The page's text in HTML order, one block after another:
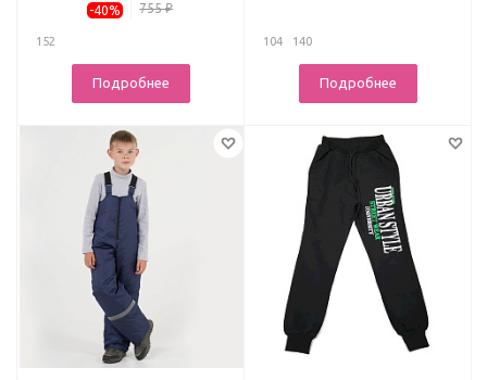
-40% 755 ₽
152
Подробнее
104 140
Подробнее